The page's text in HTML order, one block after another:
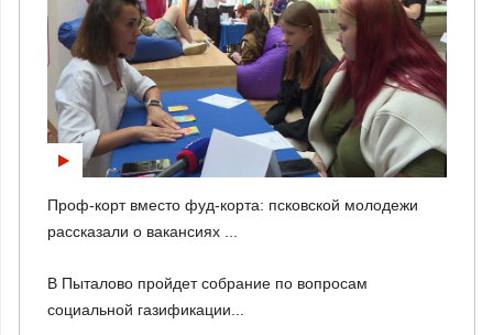
Проф-корт вместо фуд-корта: псковской молодежи
рассказали о вакансиях ...
В Пыталово пройдет собрание по вопросам
социальной газификации...